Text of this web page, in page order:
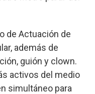
de Actuación de
además de
guión y clown.
activos del medio
simultáneo para